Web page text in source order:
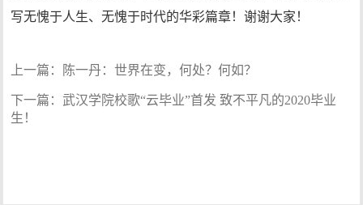
写无愧于人生、无愧于时代的华彩篇章！谢谢大家！
上一篇： 陈一丹：世界在变，何处？何如？
下一篇： 武汉学院校歌“云毕业”首发 致不平凡的2020毕业
生！